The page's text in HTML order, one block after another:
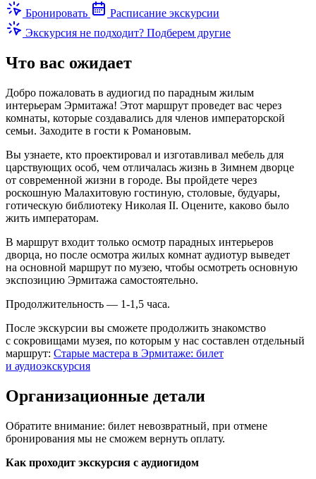
Бронировать
Расписание экскурсии
Экскурсия не подходит? Подберем другие
Что вас ожидает
Добро пожаловать в аудиогид по парадным жилым
интерьерам Эрмитажа! Этот маршрут проведет вас через
комнаты, которые создавались для членов императорской
семьи. Заходите в гости к Романовым.
Вы узнаете, кто проектировал и изготавливал мебель для
царствующих особ, чем отличалась жизнь в Зимнем дворце
от современной жизни в городе. Вы пройдете через
роскошную Малахитовую гостиную, столовые, будуары,
готическую библиотеку Николая II. Оцените, каково было
жить императорам.
В маршрут входит только осмотр парадных интерьеров
дворца, но после осмотра жилых комнат аудиотур выведет
на основной маршрут по музею, чтобы осмотреть основную
экспозицию Эрмитажа самостоятельно.
Продолжительность — 1-1,5 часа.
После экскурсии вы сможете продолжить знакомство
с сокровищами музея, по которым у нас составлен отдельный
маршрут: Старые мастера в Эрмитаже: билет
и аудиоэкскурсия
Организационные детали
Обратите внимание: билет невозвратный, при отмене
бронирования мы не сможем вернуть оплату.
Как проходит экскурсия с аудиогидом